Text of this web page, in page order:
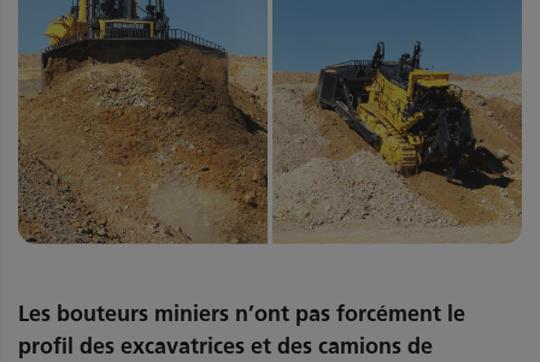
Les bouteurs miniers n’ont pas forcément le
profil des excavatrices et des camions de